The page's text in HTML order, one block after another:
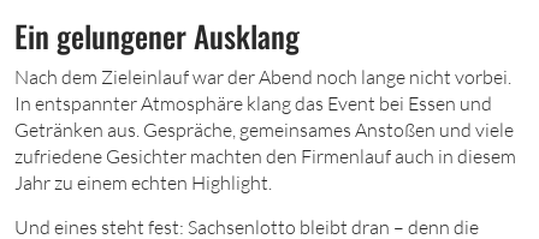
Ein gelungener Ausklang
Nach dem Zieleinlauf war der Abend noch lange nicht vorbei.
In entspannter Atmosphäre klang das Event bei Essen und
Getränken aus. Gespräche, gemeinsames Anstoßen und viele
zufriedene Gesichter machten den Firmenlauf auch in diesem
Jahr zu einem echten Highlight.
Und eines steht fest: Sachsenlotto bleibt dran – denn die